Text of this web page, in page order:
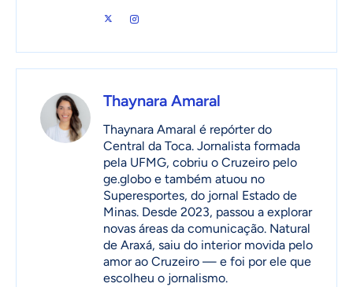
Thaynara Amaral
Thaynara Amaral é repórter do
Central da Toca. Jornalista formada
pela UFMG, cobriu o Cruzeiro pelo
ge.globo e também atuou no
Superesportes, do jornal Estado de
Minas. Desde 2023, passou a explorar
novas áreas da comunicação. Natural
de Araxá, saiu do interior movida pelo
amor ao Cruzeiro — e foi por ele que
escolheu o jornalismo.